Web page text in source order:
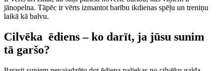
jānopelna. Tāpēc ir vērts izmantot barību ikdienas spēļu un treniņu
laikā kā balvu.
Cilvēka ēdiens – ko darīt, ja jūsu sunim
tā garšo?